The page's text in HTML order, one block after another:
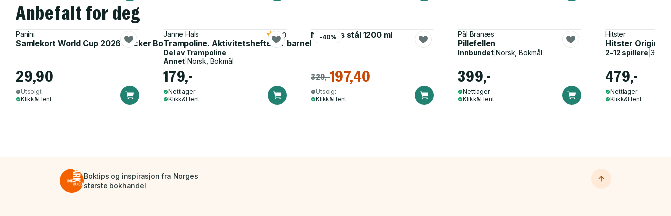
Anbefalt for deg
Panini
Samlekort World Cup 2026 Sticker Booster
29,90
Utsolgt
Klikk&Hent
Janne Hals
Trampoline. Aktivitetshefte for barnehagen
5.0
Del av Trampoline
Annet Norsk, Bokmål
179,-
Nettlager
Klikk&Hent
-40%
Matboks stål 1200 ml
329,-197,40
Utsolgt
Klikk&Hent
Pål Branæs
Pillefellen
Innbundet|Norsk, Bokmål
399,-
Nettlager
Klikk&Hent
Hitster
Hitster Original
2–12 spillere
479,-
Nettlager
Klikk&Hent
Boktips og inspirasjon fra Norges
største bokhandel